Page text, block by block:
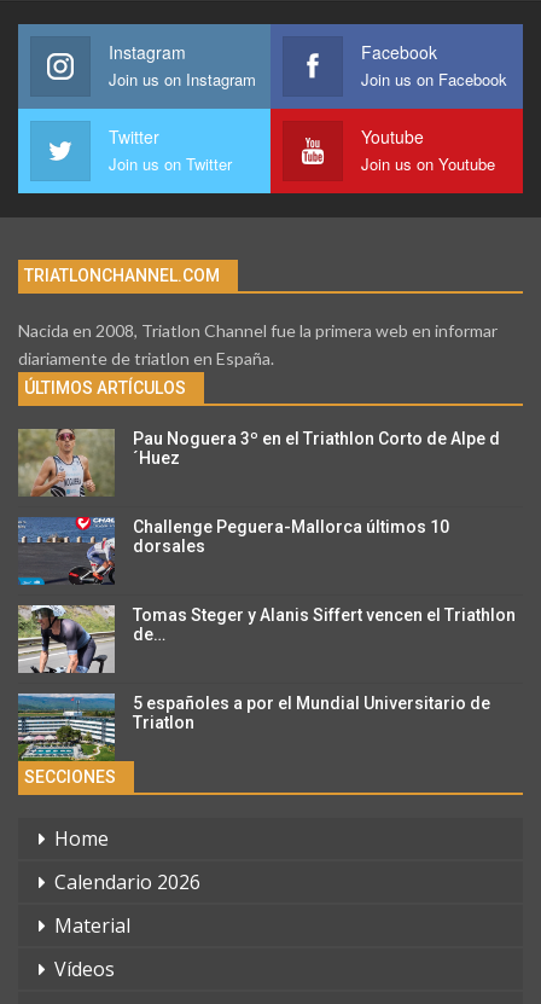
Instagram
Join us on Instagram
Facebook
Join us on Facebook
Twitter
Join us on Twitter
Youtube
Join us on Youtube
TRIATLONCHANNEL.COM
Nacida en 2008, Triatlon Channel fue la primera web en informar
diariamente de triatlon en España.
ÚLTIMOS ARTÍCULOS
Pau Noguera 3º en el Triathlon Corto de Alpe d
´Huez
Challenge Peguera-Mallorca últimos 10
dorsales
Tomas Steger y Alanis Siffert vencen el Triathlon
de…
5 españoles a por el Mundial Universitario de
Triatlon
SECCIONES
Home
Calendario 2026
Material
Vídeos